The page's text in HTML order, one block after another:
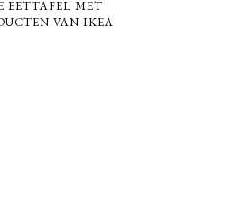
EETTAFEL MET
VAN IKEA